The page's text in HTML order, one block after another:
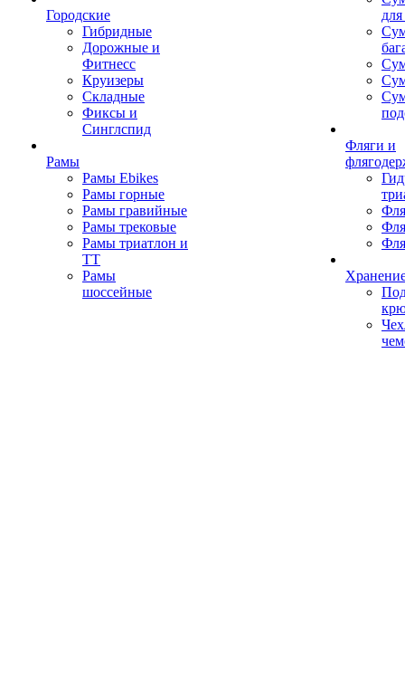
Городские
Гибридные
Дорожные и
Фитнесс
Круизеры
Складные
Фиксы и
Синглспид
Рамы
Рамы Ebikes
Рамы горные
Рамы гравийные
Рамы трековые
Рамы триатлон и
ТТ
Рамы
шоссейные
Фляги и